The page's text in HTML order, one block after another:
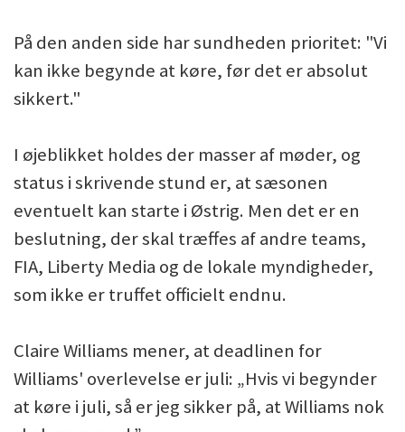
På den anden side har sundheden prioritet: "Vi
kan ikke begynde at køre, før det er absolut
sikkert."
I øjeblikket holdes der masser af møder, og
status i skrivende stund er, at sæsonen
eventuelt kan starte i Østrig. Men det er en
beslutning, der skal træffes af andre teams,
FIA, Liberty Media og de lokale myndigheder,
som ikke er truffet officielt endnu.
Claire Williams mener, at deadlinen for
Williams' overlevelse er juli: „Hvis vi begynder
at køre i juli, så er jeg sikker på, at Williams nok